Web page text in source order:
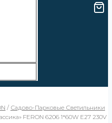
/ Садово-Парковые Светильники
FERON 6206 1*60W E27 230V